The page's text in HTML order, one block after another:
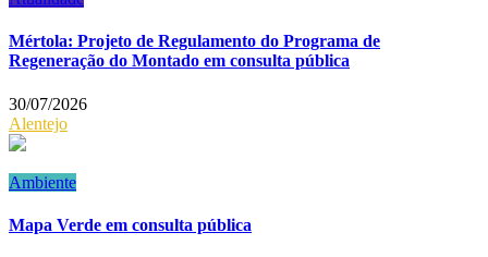
Mértola: Projeto de Regulamento do Programa de
Regeneração do Montado em consulta pública
30/07/2026
Alentejo
Ambiente
Mapa Verde em consulta pública